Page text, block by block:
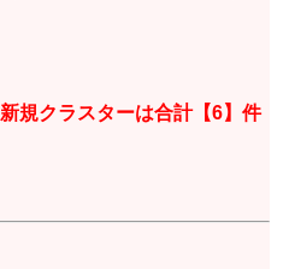
新規クラスターは合計【6】件